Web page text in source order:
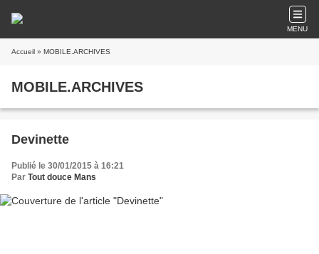
MENU
Accueil » MOBILE.ARCHIVES
MOBILE.ARCHIVES
Devinette
Publié le 30/01/2015 à 16:21
Par Tout douce Mans